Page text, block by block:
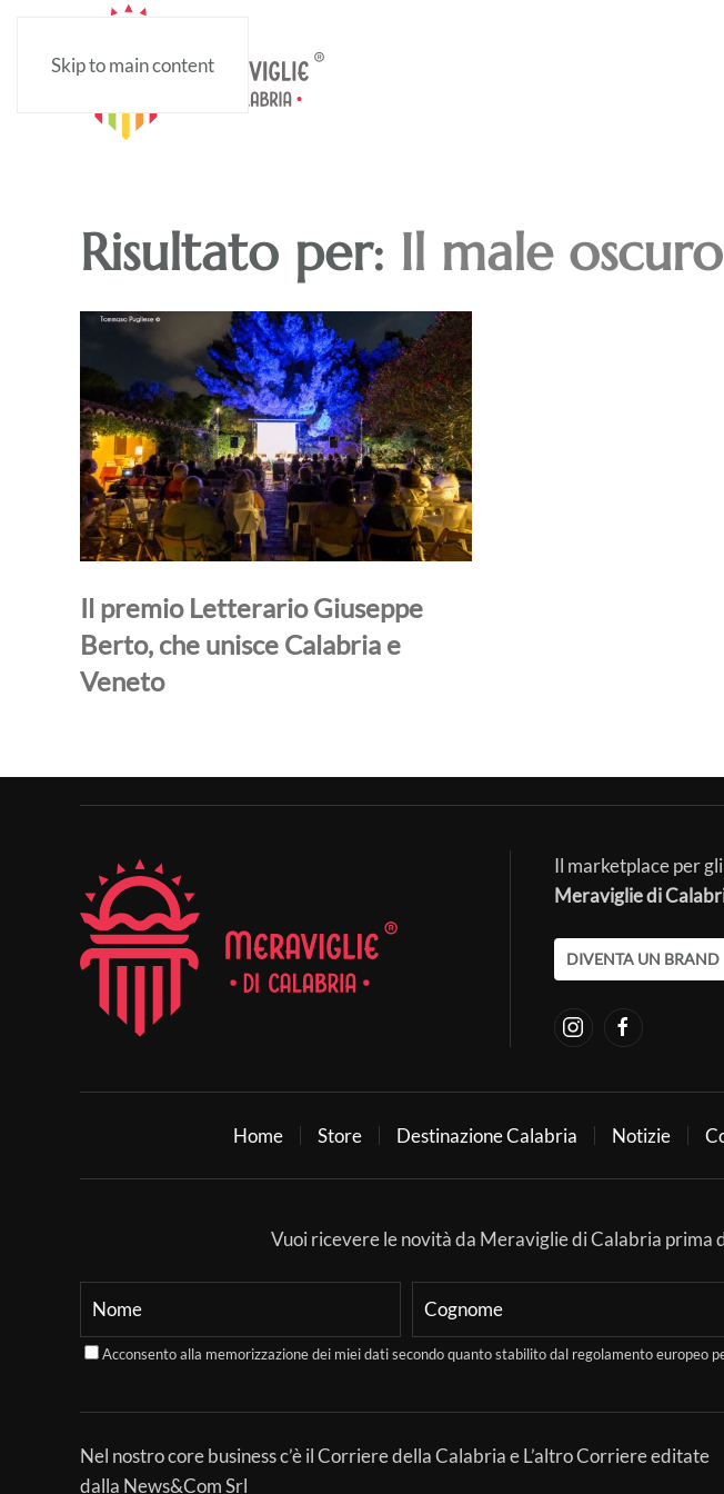
Skip to main content
Risultato per: Il male oscuro
Il premio Letterario Giuseppe
Berto, che unisce Calabria e
Veneto
Il marketplace per
Meraviglie di
DIVENTA UN BRAND
Home Store Destinazione Calabria Notizie
Vuoi ricevere le novità da Meraviglie di Calabria prima
Acconsento alla memorizzazione dei miei dati secondo quanto stabilito dal regolamento europeo
Nel nostro core business c’è il Corriere della Calabria e L’altro Corriere editate
dalla News&Com Srl